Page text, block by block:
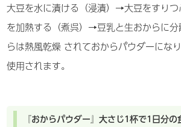
大豆を水に漬ける（浸漬）→大豆をすり
を加熱する（煮呉）→豆乳と生おからに分
らは熱風乾燥 されておからパウダーにな
使用されます。
『おからパウダー』大さじ1杯で1日分